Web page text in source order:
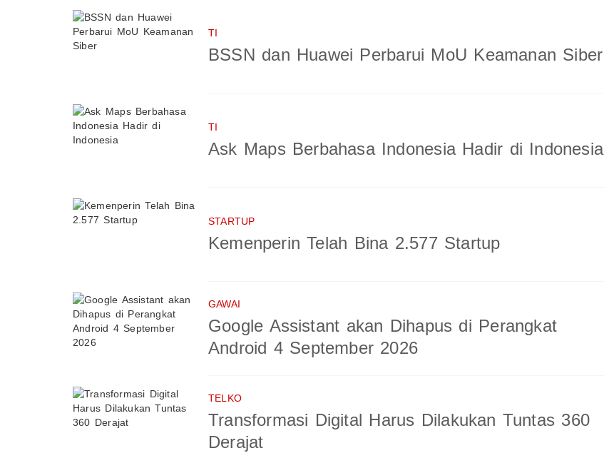
TI
BSSN dan Huawei Perbarui MoU Keamanan Siber
TI
Ask Maps Berbahasa Indonesia Hadir di Indonesia
STARTUP
Kemenperin Telah Bina 2.577 Startup
GAWAI
Google Assistant akan Dihapus di Perangkat
Android 4 September 2026
TELKO
Transformasi Digital Harus Dilakukan Tuntas 360
Derajat